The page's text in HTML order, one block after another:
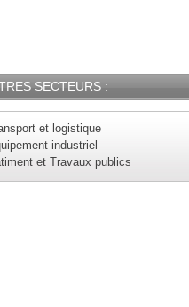
SECTEURS :
et logistique
industriel
et Travaux publics